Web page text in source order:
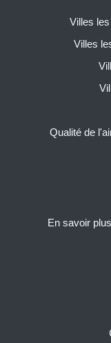
En savoir
Villes
Villes
Qualité de